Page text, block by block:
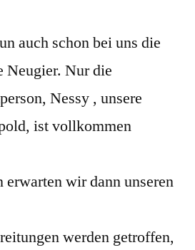
auch schon bei uns die
Neugier. Nur die
Nessy , unsere
ist vollkommen
erwarten wir dann unseren
werden getroffen,